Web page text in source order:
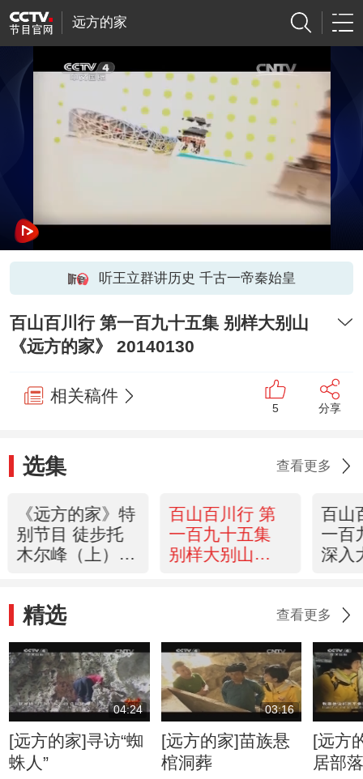
远方的家
听王立群讲历史 千古一帝秦始皇
百山百川行 第一百九十五集 别样大别山
《远方的家》 20140130
相关稿件
5 分享
选集 查看更多
《远方的家》特
别节目 徒步托
木尔峰（上）
百山百川行 第
一百九十五集
别样大别山
百山
一百
深入
精选 查看更多
04:24
[远方的家]寻访“蜘
蛛人”
03:16
[远方的家]苗族悬
棺洞葬
[远方
居部落